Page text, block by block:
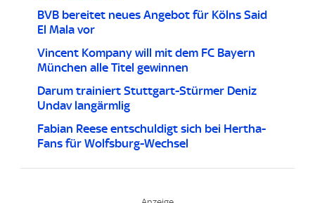
BVB bereitet neues Angebot für Kölns Said
El Mala vor
Vincent Kompany will mit dem FC Bayern
München alle Titel gewinnen
Darum trainiert Stuttgart-Stürmer Deniz
Undav langärmlig
Fabian Reese entschuldigt sich bei Hertha-
Fans für Wolfsburg-Wechsel